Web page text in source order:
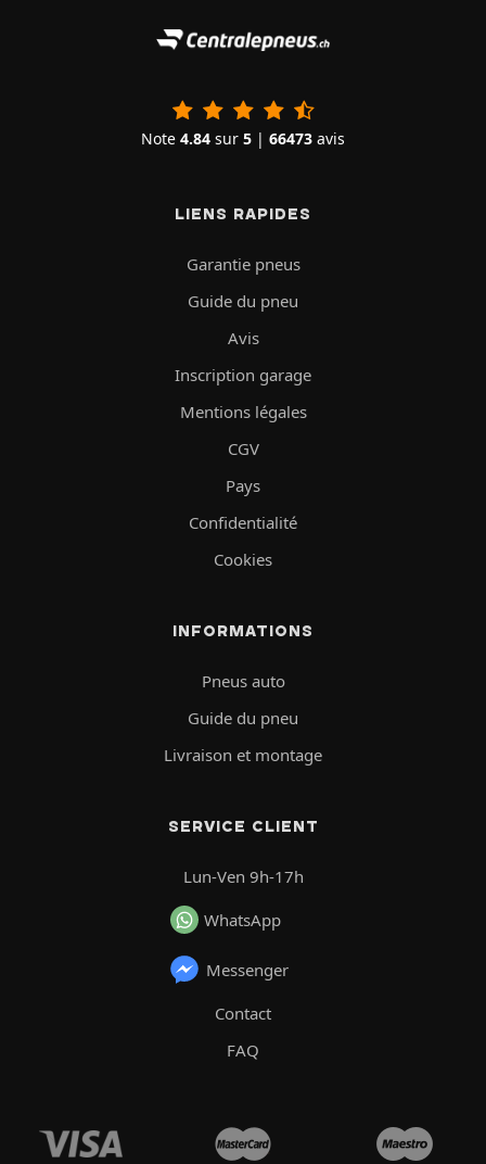
Note 4.84 sur 5 | 66473 avis
LIENS RAPIDES
Garantie pneus
Guide du pneu
Avis
Inscription garage
Mentions légales
CGV
Pays
Confidentialité
Cookies
INFORMATIONS
Pneus auto
Guide du pneu
Livraison et montage
SERVICE CLIENT
Lun-Ven 9h-17h
WhatsApp
Messenger
Contact
FAQ